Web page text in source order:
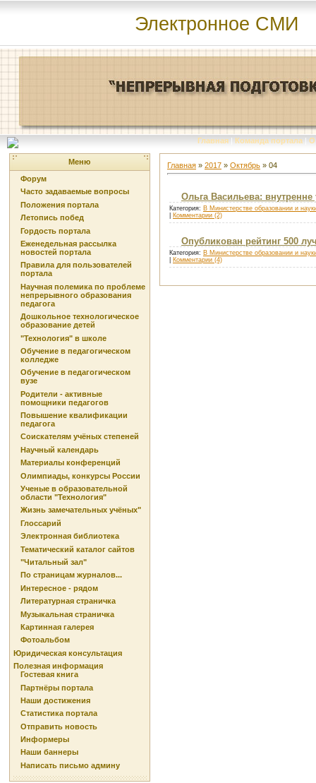
Электронное СМИ
Главная | Команда портала | О
Меню
Форум
Часто задаваемые вопросы
Положения портала
Летопись побед
Гордость портала
Еженедельная рассылка
новостей портала
Правила для пользователей
портала
Научная полемика по проблеме
непрерывного образования
педагога
Дошкольное технологическое
образование детей
"Технология" в школе
Обучение в педагогическом
колледже
Обучение в педагогическом
вузе
Родители - активные
помощники педагогов
Повышение квалификации
педагога
Соискателям учёных степеней
Научный календарь
Материалы конференций
Олимпиады, конкурсы России
Ученые в образовательной
области "Технология"
Жизнь замечательных учёных"
Глоссарий
Электронная библиотека
Тематический каталог сайтов
"Читальный зал"
По страницам журналов...
Интересное - рядом
Литературная страничка
Музыкальная страничка
Картинная галерея
Фотоальбом
Юридическая консультация
Полезная информация
Гостевая книга
Партнёры портала
Наши достижения
Статистика портала
Отправить новость
Информеры
Наши баннеры
Написать письмо админу
Главная » 2017 » Октябрь » 04
Ольга Васильева: внутренне
Категория: В Министерстве образовании и
Комментарии (2)
Опубликован рейтинг 500
Категория: В Министерстве образовании и
Комментарии (4)